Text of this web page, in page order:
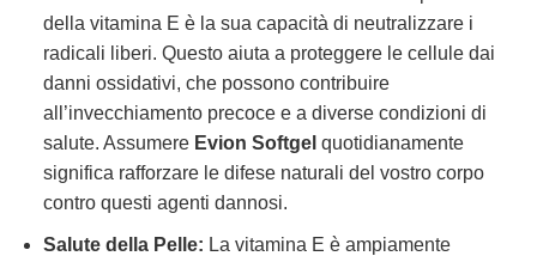
della vitamina E è la sua capacità di neutralizzare i
radicali liberi. Questo aiuta a proteggere le cellule dai
danni ossidativi, che possono contribuire
all’invecchiamento precoce e a diverse condizioni di
salute. Assumere Evion Softgel quotidianamente
significa rafforzare le difese naturali del vostro corpo
contro questi agenti dannosi.
Salute della Pelle: La vitamina E è ampiamente